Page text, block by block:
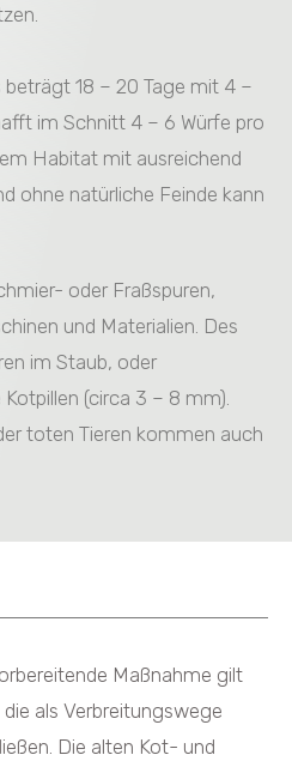
18 – 20 Tage mit 4 –
im Schnitt 4 – 6 Würfe pro
Habitat mit ausreichend
ohne natürliche Feinde kann
oder Fraßspuren,
und Materialien. Des
im Staub, oder
(circa 3 – 8 mm).
toten Tieren kommen auch
Maßnahme gilt
als Verbreitungswege
Die alten Kot- und